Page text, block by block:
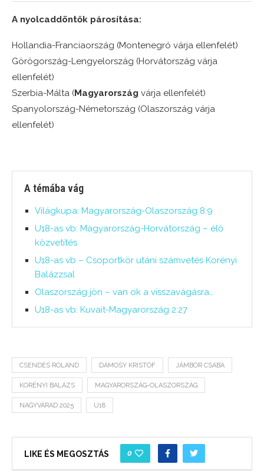
A nyolcaddöntők párosítása:
Hollandia-Franciaország (Montenegró várja ellenfelét)
Görögország-Lengyelország (Horvátország várja
ellenfelét)
Szerbia-Málta (Magyarország várja ellenfelét)
Spanyolország-Németország (Olaszország várja
ellenfelét)
A témába vág
Világkupa: Magyarország-Olaszország 8:9
U18-as vb: Magyarország-Horvátország – élő
közvetítés
U18-as vb – Csoportkör utáni számvetés Korényi
Balázzsal
Olaszország jön – van ok a visszavágásra…
U18-as vb: Kuvait-Magyarország 2:27
CSENDES ROLAND DÁMOSY KRISTÓF JÁMBOR CSABA
KORÉNYI BALÁZS MAGYARORSZÁG-OLASZORSZÁG
NAGYVÁRAD 2025 U18
LIKE ÉS MEGOSZTÁS 0